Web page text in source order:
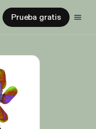
Prueba gratis